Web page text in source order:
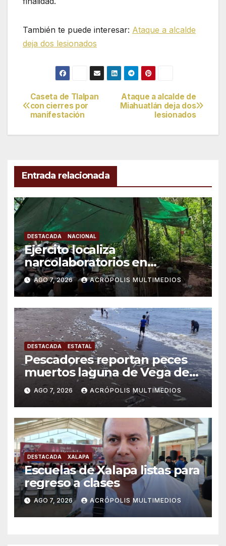
También te puede interesar: Ataque a alcalde
deja dos lesionados
Navegación
de
Ataque a alcalde de
Miahuatlán deja dos
lesionados
Caseta de Tlalpan
con cierres por
manifestación
Entrada relacionada
DESTACADA NACIONAL
Ejército localiza
narcolaboratorios en
Michoacán
AGO 7, 2026 ACRÓPOLIS MULTIMEDIOS
DESTACADA ESTATAL
Pescadores reportan peces
muertos laguna de Vega de
Alatorre
AGO 7, 2026 ACRÓPOLIS MULTIMEDIOS
DESTACADA XALAPA
Escuelas de Xalapa listas para
regreso a clases
AGO 7, 2026 ACRÓPOLIS MULTIMEDIOS